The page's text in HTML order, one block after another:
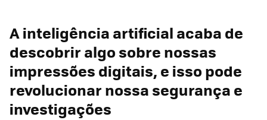
A inteligência artificial acaba de
descobrir algo sobre nossas
impressões digitais, e isso pode
revolucionar nossa segurança e
investigações